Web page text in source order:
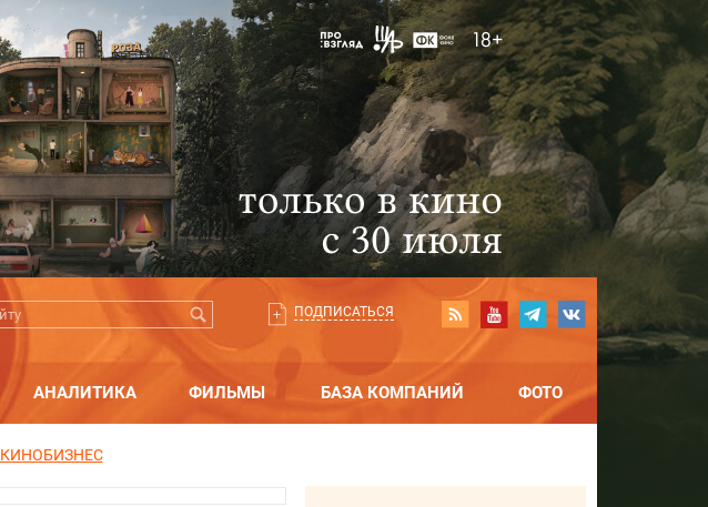
ПОДПИСАТЬСЯ
АНАЛИТИКА ФИЛЬМЫ БАЗА КОМПАНИЙ ФОТО
КИНОБИЗНЕС